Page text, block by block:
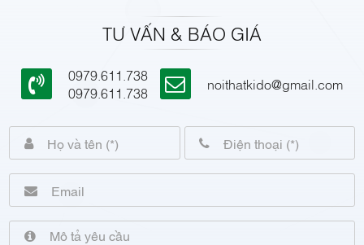
TƯ VẤN & BÁO GIÁ
0979.611.738
0979.611.738
noithatkido@gmail.com